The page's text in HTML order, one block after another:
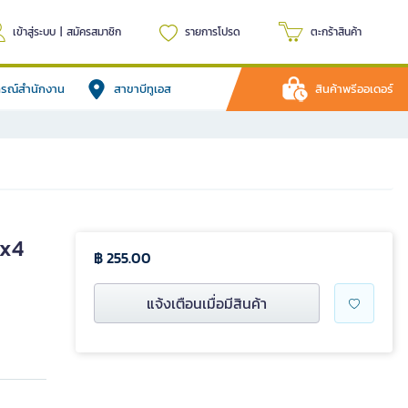
เข้าสู่ระบบ | สมัครสมาชิก รายการโปรด ตะกร้าสินค้า
รณ์สำนักงาน สาขาบีทูเอส สินค้าพรีออเดอร์
฿ 255.00
แจ้งเตือนเมื่อมีสินค้า